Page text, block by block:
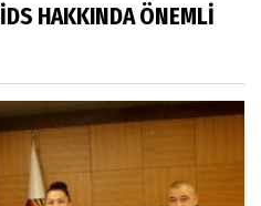
HAKKINDA ÖNEMLİ